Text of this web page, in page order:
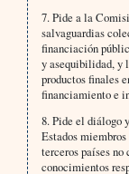
7. Pide a la
salvaguardias
financiación
y asequibilidad, y
productos finales
financiamiento e
8. Pide el diálogo
Estados
terceros países
conocimientos